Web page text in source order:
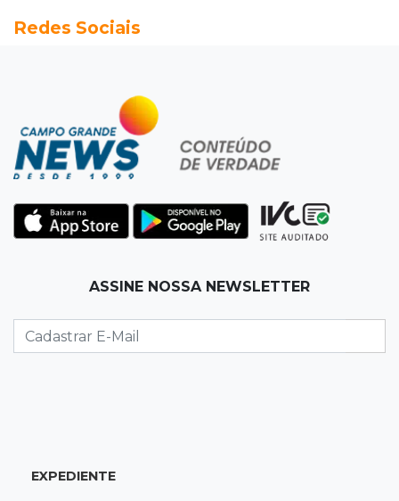
Vigia é amarrado durante roubo de carro e
Bragança Paulista
Corinthians vence Bragantino por 2 a 0 e sobe
para 7º no Brasileirão
Athletico vence Santos por 2 a 0 e mantém 3º
lugar no Brasileirão
Oportunidades
com salários de até R$ 10,2 mil
18:15Nubank Parque
Redes Sociais
ASSINE NOSSA NEWSLETTER
EXPEDIENTE